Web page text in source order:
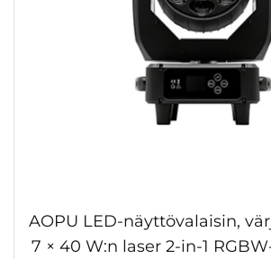
AOPU LED-näyttövalaisin,
7 × 40 W:n laser 2-in-1